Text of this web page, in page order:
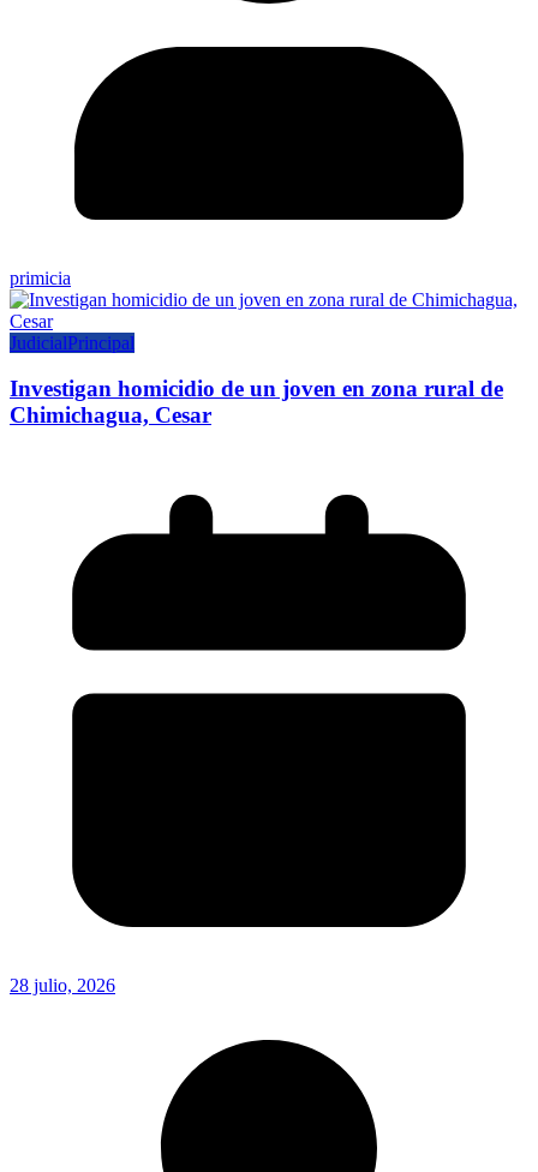
primicia
JudicialPrincipal
Investigan homicidio de un joven en zona rural de
Chimichagua, Cesar
28 julio, 2026